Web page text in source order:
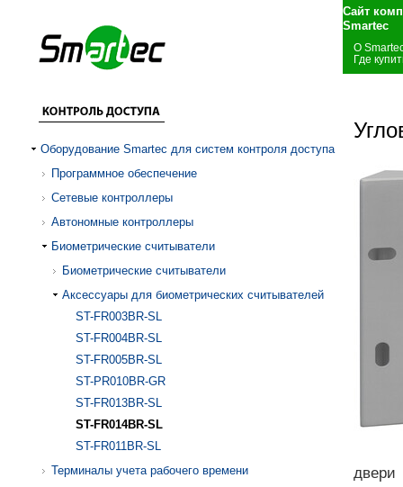
Сайт
Smartec
О
Где
Оборудование Smartec для систем контроля доступа
Программное обеспечение
Сетевые контроллеры
Автономные контроллеры
Биометрические считыватели
Биометрические считыватели
Аксессуары для биометрических считывателей
ST-FR003BR-SL
ST-FR004BR-SL
ST-FR005BR-SL
ST-PR010BR-GR
ST-FR013BR-SL
ST-FR014BR-SL
ST-FR011BR-SL
Терминалы учета рабочего времени
двери